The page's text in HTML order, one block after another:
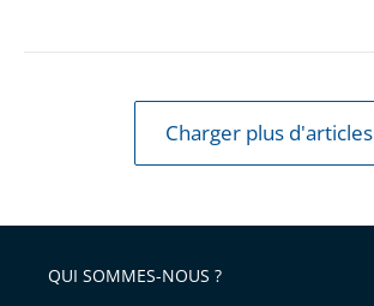
Charger plus d'articles
QUI SOMMES-NOUS ?